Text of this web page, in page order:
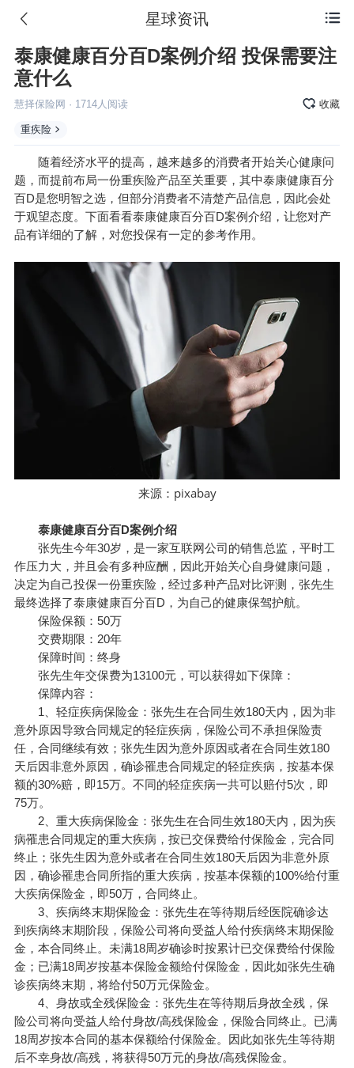
 星球资讯
泰康健康百分百D案例介绍 投保需要注
意什么
慧择保险网 · 1714人阅读 收藏
重疾险
随着经济水平的提高，越来越多的消费者开始关心健康问
题，而提前布局一份重疾险产品至关重要，其中泰康健康百分
百D是您明智之选，但部分消费者不清楚产品信息，因此会处
于观望态度。下面看看泰康健康百分百D案例介绍，让您对产
品有详细的了解，对您投保有一定的参考作用。
来源： pixabay
泰康健康百分百D案例介绍
张先生今年30岁，是一家互联网公司的销售总监，平时工
作压力大，并且会有多种应酬，因此开始关心自身健康问题，
决定为自己投保一份重疾险，经过多种产品对比评测，张先生
最终选择了泰康健康百分百D，为自己的健康保驾护航。
保险保额：50万
交费期限：20年
保障时间：终身
张先生年交保费为13100元，可以获得如下保障：
保障内容：
1、轻症疾病保险金：张先生在合同生效180天内，因为非
意外原因导致合同规定的轻症疾病，保险公司不承担保险责
任，合同继续有效；张先生因为意外原因或者在合同生效180
天后因非意外原因，确诊罹患合同规定的轻症疾病，按基本保
额的30%赔，即15万。不同的轻症疾病一共可以赔付5次，即
75万。
2、重大疾病保险金：张先生在合同生效180天内，因为疾
病罹患合同规定的重大疾病，按已交保费给付保险金，完合同
终止；张先生因为意外或者在合同生效180天后因为非意外原
因，确诊罹患合同所指的重大疾病，按基本保额的100%给付重
大疾病保险金，即50万，合同终止。
3、疾病终末期保险金：张先生在等待期后经医院确诊达
到疾病终末期阶段，保险公司将向受益人给付疾病终末期保险
金，本合同终止。未满18周岁确诊时按累计已交保费给付保险
金；已满18周岁按基本保险金额给付保险金，因此如张先生确
诊疾病终末期，将给付50万元保险金。
4、身故或全残保险金：张先生在等待期后身故全残，保
险公司将向受益人给付身故/高残保险金，保险合同终止。已满
18周岁按本合同的基本保额给付保险金。因此如张先生等待期
后不幸身故/高残，将获得50万元的身故/高残保险金。